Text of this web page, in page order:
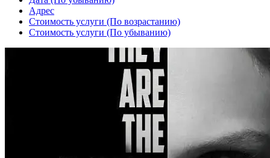
Адрес
Cтоимость услуги (По возрастанию)
Cтоимость услуги (По убыванию)